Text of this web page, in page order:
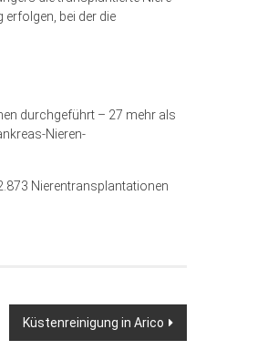
bei der die
durchgeführt – 27 mehr als
Nieren-
Nierentransplantationen
Küstenreinigung in Arico